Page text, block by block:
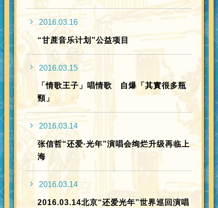
2016.03.16
“甘蔗音乐计划”公益项目
2016.03.15
「情歌王子」唱情歌 自爆「其實很多瓶
頸」
2016.03.14
张信哲“还爱·光年”演唱会绚烂升级再临上
海
2016.03.14
2016.03.14北京“还爱光年”世界巡回演唱